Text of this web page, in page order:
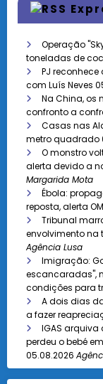
Operação
toneladas de
PJ
com Luís Neves
Na China, os
confronto a
Casas nas
metro quadrado
O monstro
alerta devido a
Margarida Mota
Ébola:
reposta, alerta
Tribunal
envolvimento na
Agência Lusa
Imigração:
escancaradas",
condições para
A dois dias
a fazer
IGAS
perdeu o bebé
05.08.2026